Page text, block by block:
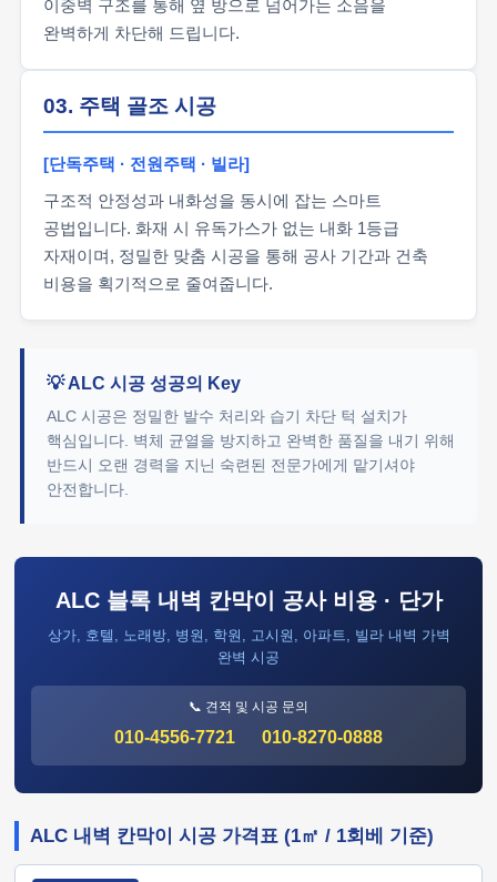
이중벽 구조를 통해 옆 방으로 넘어가는 소음을
완벽하게 차단해 드립니다.
03. 주택 골조 시공
[단독주택 · 전원주택 · 빌라]
구조적 안정성과 내화성을 동시에 잡는 스마트
공법입니다. 화재 시 유독가스가 없는 내화 1등급
자재이며, 정밀한 맞춤 시공을 통해 공사 기간과 건축
비용을 획기적으로 줄여줍니다.
💡 ALC 시공 성공의 Key
ALC 시공은 정밀한 발수 처리와 습기 차단 턱 설치가
핵심입니다. 벽체 균열을 방지하고 완벽한 품질을 내기 위해
반드시 오랜 경력을 지닌 숙련된 전문가에게 맡기셔야
안전합니다.
ALC 블록 내벽 칸막이 공사 비용 · 단가
상가, 호텔, 노래방, 병원, 학원, 고시원, 아파트, 빌라 내벽 가벽
완벽 시공
📞 견적 및 시공 문의
010-4556-7721 010-8270-0888
ALC 내벽 칸막이 시공 가격표 (1㎡ / 1회베 기준)